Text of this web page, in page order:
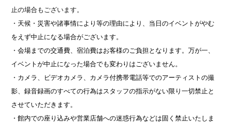
止の場合もございます。
・天候・災害や諸事情により等の理由により、当日のイベントがやむ
をえず中止になる場合がございます。
・会場までの交通費、宿泊費はお客様のご負担となります。万が一、
イベントが中止になった場合でも変わりはございません。
・カメラ、ビデオカメラ、カメラ付携帯電話等でのアーティストの撮
影、録音録画のすべての行為はスタッフの指示がない限り一切禁止と
させていただきます。
・館内での座り込みや営業店舗への迷惑行為などは固く禁止いたしま